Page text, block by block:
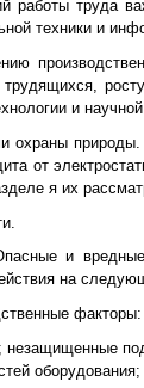
работы труда
техники и
и
охраны
от
я их
и
на
факторы:
оборудования;